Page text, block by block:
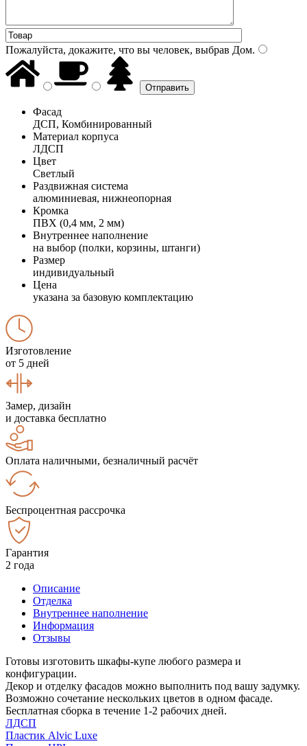
Пожалуйста, докажите, что вы человек, выбрав Дом.
Фасад
ДСП, Комбинированный
Материал корпуса
ЛДСП
Цвет
Светлый
Раздвижная система
алюминиевая, нижнеопорная
Кромка
ПВХ (0,4 мм, 2 мм)
Внутреннее наполнение
на выбор (полки, корзины, штанги)
Размер
индивидуальный
Цена
указана за базовую комплектацию
Изготовление
от 5 дней
Замер, дизайн
и доставка бесплатно
Оплата наличными, безналичный расчёт
Беспроцентная рассрочка
Гарантия
2 года
Описание
Отделка
Внутреннее наполнение
Информация
Отзывы
Готовы изготовить шкафы-купе любого размера и
конфигурации.
Декор и отделку фасадов можно выполнить под вашу задумку.
Возможно сочетание нескольких цветов в одном фасаде.
Бесплатная сборка в течение 1-2 рабочих дней.
ЛДСП
Пластик Alvic Luxe